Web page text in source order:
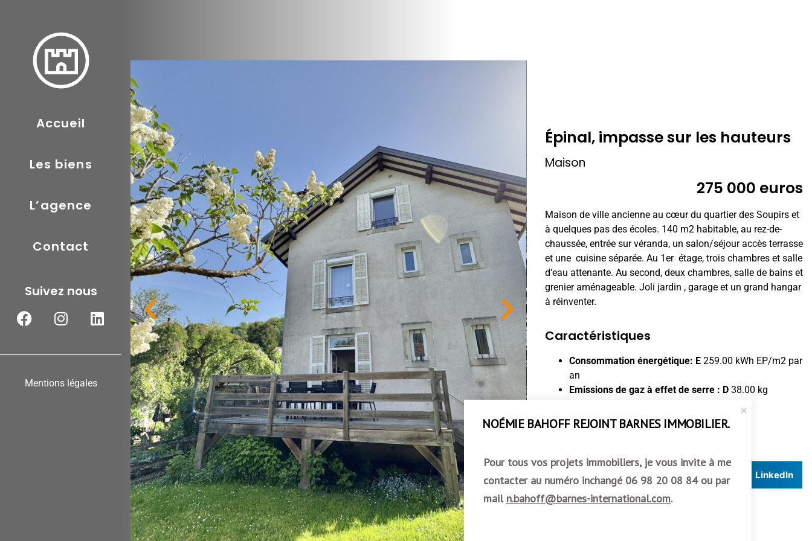
Accueil
Les biens
L’agence
Contact
Suivez nous
Mentions légales
Épinal, impasse sur les hauteurs
Maison
275 000 euros
Maison de ville ancienne au cœur du quartier des Soupirs et
à quelques pas des écoles. 140 m2 habitable, au rez-de-
chaussée, entrée sur véranda, un salon/séjour accès terrasse
et une cuisine séparée. Au 1er étage, trois chambres et salle
d’eau attenante. Au second, deux chambres, salle de bains et
grenier aménageable. Joli jardin , garage et un grand hangar
à réinventer.
Caractéristiques
Consommation énergétique: E259.00 kWh EP/m2 par
an
Emissions de gaz à effet de serre : D 38.00 kg
Réalisés en 2025
Facebook Email LinkedIn
NOÉMIE BAHOFF REJOINT BARNES IMMOBILIER.
Pour tous vos projets immobiliers, je vous invite à me
contacter au numéro inchangé 06 98 20 08 84ou par
mail n.bahoff@barnes-international.com.